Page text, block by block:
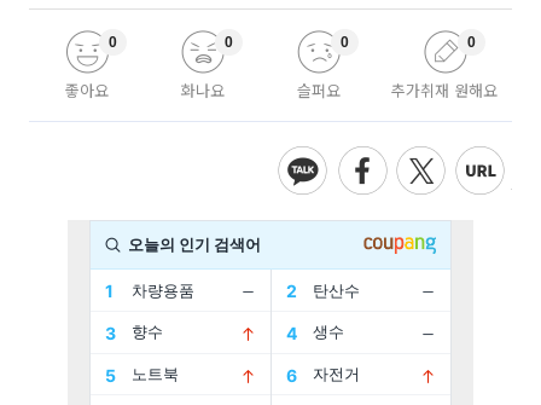
좋아요
0
화나요
0
슬퍼요
0
추가취재 원해요
0